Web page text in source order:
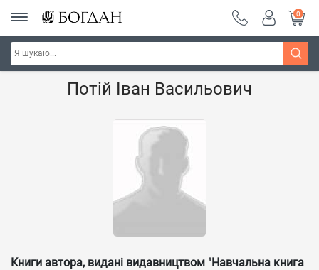
0
Головна Наші автори - Навчальна книга - "Богдан"
Потій Іван Васильович
Книги автора, видані видавництвом "Навчальна книга